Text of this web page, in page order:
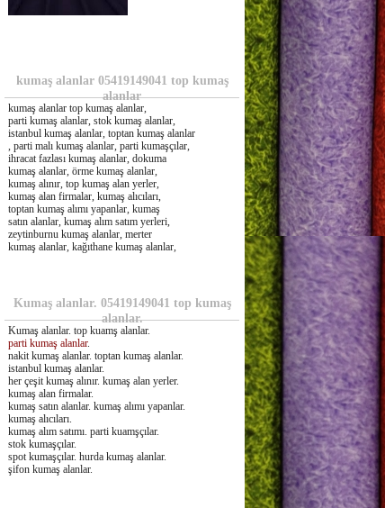
kumaş alanlar 05419149041 top kumaş
alanlar
kumaş alanlar top kumaş alanlar,
parti kumaş alanlar, stok kumaş alanlar,
istanbul kumaş alanlar, toptan kumaş alanlar
, parti malı kumaş alanlar, parti kumaşçılar,
ihracat fazlası kumaş alanlar, dokuma
kumaş alanlar, örme kumaş alanlar,
kumaş alınır, top kumaş alan yerler,
kumaş alan firmalar, kumaş alıcıları,
toptan kumaş alımı yapanlar, kumaş
satın alanlar, kumaş alım satım yerleri,
zeytinburnu kumaş alanlar, merter
kumaş alanlar, kağıthane kumaş alanlar,
Kumaş alanlar. 05419149041 top kumaş
alanlar.
Kumaş alanlar. top kuamş alanlar.
parti kumaş alanlar.
nakit kumaş alanlar. toptan kumaş alanlar.
istanbul kumaş alanlar.
her çeşit kumaş alınır. kumaş alan yerler.
kumaş alan firmalar.
kumaş satın alanlar. kumaş alımı yapanlar.
kumaş alıcıları.
kumaş alım satımı. parti kuamşçılar.
stok kumaşçılar.
spot kumaşçılar. hurda kumaş alanlar.
şifon kumaş alanlar.